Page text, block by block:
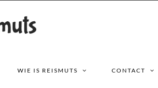
WIE IS REISMUTS CONTACT